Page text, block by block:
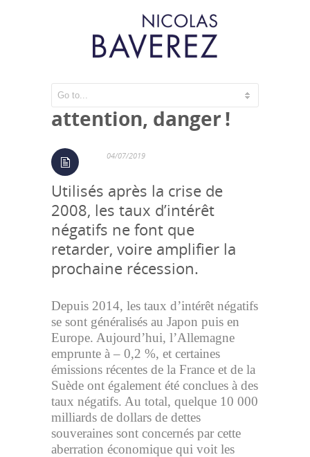
Taux négatifs :
attention, danger !
04/07/2019
Utilisés après la crise de
2008, les taux d’intérêt
négatifs ne font que
retarder, voire amplifier la
prochaine récession.
Depuis 2014, les taux d’intérêt négatifs
se sont généralisés au Japon puis en
Europe. Aujourd’hui, l’Allemagne
emprunte à – 0,2 %, et certaines
émissions récentes de la France et de la
Suède ont également été conclues à des
taux négatifs. Au total, quelque 10 000
milliards de dollars de dettes
souveraines sont concernés par cette
aberration économique qui voit les